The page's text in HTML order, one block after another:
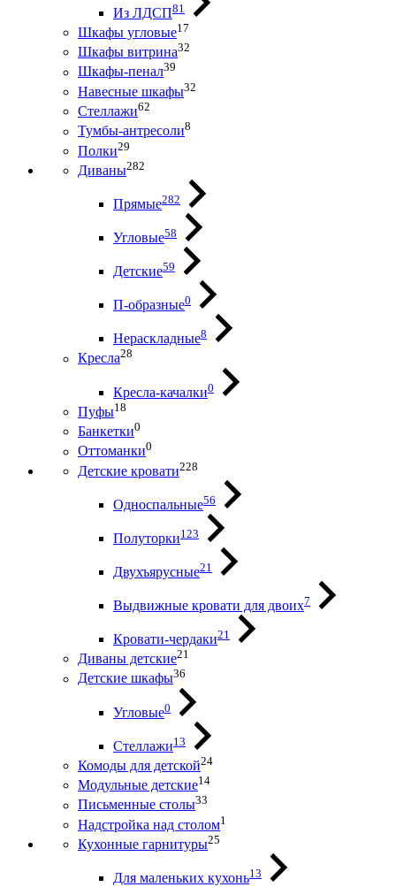
Из ЛДСП81
Шкафы угловые17
Шкафы витрина32
Шкафы-пенал39
Навесные шкафы32
Стеллажи62
Тумбы-антресоли8
Полки29
Диваны282
Прямые282
Угловые58
Детские59
П-образные0
Нераскладные8
Кресла28
Кресла-качалки0
Пуфы18
Банкетки0
Оттоманки0
Детские кровати228
Односпальные56
Полуторки123
Двухъярусные21
Выдвижные кровати для двоих7
Кровати-чердаки21
Диваны детские21
Детские шкафы36
Угловые0
Стеллажи13
Комоды для детской24
Модульные детские14
Письменные столы33
Надстройка над столом1
Кухонные гарнитуры25
Для маленьких кухонь13